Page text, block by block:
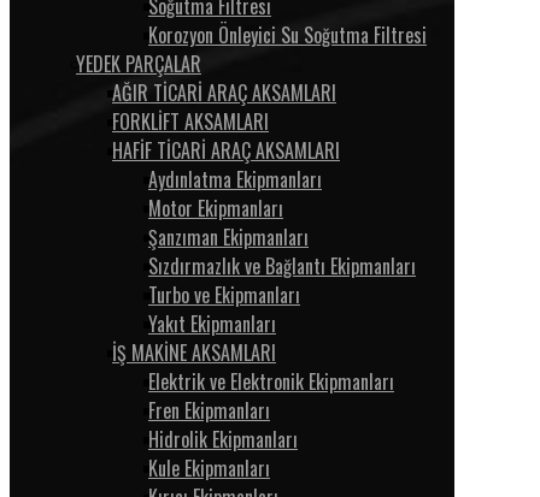
Soğutma Filtresi
Korozyon Önleyici Su Soğutma Filtresi
YEDEK PARÇALAR
AĞIR TİCARİ ARAÇ AKSAMLARI
FORKLİFT AKSAMLARI
HAFİF TİCARİ ARAÇ AKSAMLARI
Aydınlatma Ekipmanları
Motor Ekipmanları
Şanzıman Ekipmanları
Sızdırmazlık ve Bağlantı Ekipmanları
Turbo ve Ekipmanları
Yakıt Ekipmanları
İŞ MAKİNE AKSAMLARI
Elektrik ve Elektronik Ekipmanları
Fren Ekipmanları
Hidrolik Ekipmanları
Kule Ekipmanları